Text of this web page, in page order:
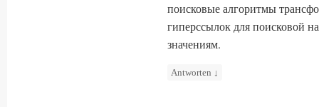
поисковые алгоритмы
гиперссылок для поисковой
значениям.
Antworten ↓